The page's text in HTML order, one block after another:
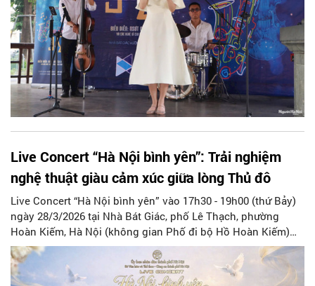
Live Concert “Hà Nội bình yên”: Trải nghiệm
nghệ thuật giàu cảm xúc giữa lòng Thủ đô
Live Concert “Hà Nội bình yên” vào 17h30 - 19h00 (thứ Bảy)
ngày 28/3/2026 tại Nhà Bát Giác, phố Lê Thạch, phường
Hoàn Kiếm, Hà Nội (không gian Phố đi bộ Hồ Hoàn Kiếm)
với sự tham gia của hơn 100 nghệ sĩ, hứa hẹn mang đến một
trải nghiệm nghệ thuật giàu cảm xúc dành cho người dân và
du khách.